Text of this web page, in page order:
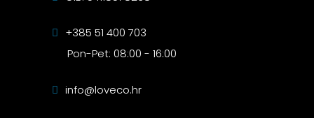
+385 51 400 703
Pon-Pet: 08:00 - 16:00
info@loveco.hr